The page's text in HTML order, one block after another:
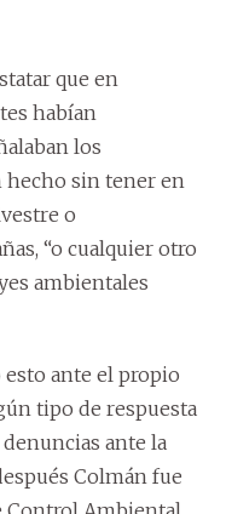
que en
habían
los
hecho sin tener en
o
“o cualquier otro
ambientales
ante el propio
tipo de respuesta
ante la
Colmán fue